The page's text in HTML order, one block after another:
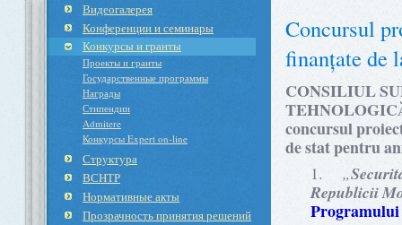
Видеогалерея
Конференции и семинары
Конкурсы и гранты
Проекты и гранты
Государственные программы
Награды
Стипендии
Admitere
Конкурсы Expert on-line
Структура
ВСНТР
Нормативные акты
Прозрачность принятия решений
Concursul
finanțate de
CONSILIUL
concursul
de stat pentru
1. „
Republicii